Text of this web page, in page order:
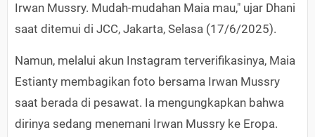
Irwan Mussry. Mudah-mudahan Maia mau," ujar Dhani
saat ditemui di JCC, Jakarta, Selasa (17/6/2025).
Namun, melalui akun Instagram terverifikasinya, Maia
Estianty membagikan foto bersama Irwan Mussry
saat berada di pesawat. Ia mengungkapkan bahwa
dirinya sedang menemani Irwan Mussry ke Eropa.